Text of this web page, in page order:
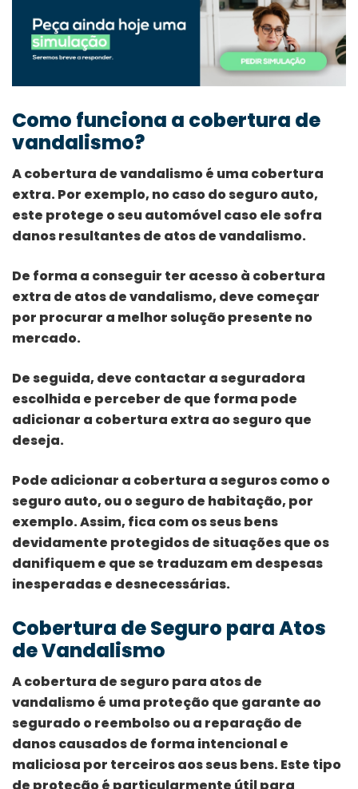
Como funciona a cobertura de
vandalismo?
A cobertura de vandalismo é uma cobertura
extra. Por exemplo, no caso do seguro auto,
este protege o seu automóvel caso ele sofra
danos resultantes de atos de vandalismo.
De forma a conseguir ter acesso à cobertura
extra de atos de vandalismo, deve começar
por procurar a melhor solução presente no
mercado.
De seguida, deve contactar a seguradora
escolhida e perceber de que forma pode
adicionar a cobertura extra ao seguro que
deseja.
Pode adicionar a cobertura a seguros como o
seguro auto, ou o seguro de habitação, por
exemplo. Assim, fica com os seus bens
devidamente protegidos de situações que os
danifiquem e que se traduzam em despesas
inesperadas e desnecessárias.
Cobertura de Seguro para Atos
de Vandalismo
A cobertura de seguro para atos de
vandalismo é uma proteção que garante ao
segurado o reembolso ou a reparação de
danos causados de forma intencional e
maliciosa por terceiros aos seus bens. Este tipo